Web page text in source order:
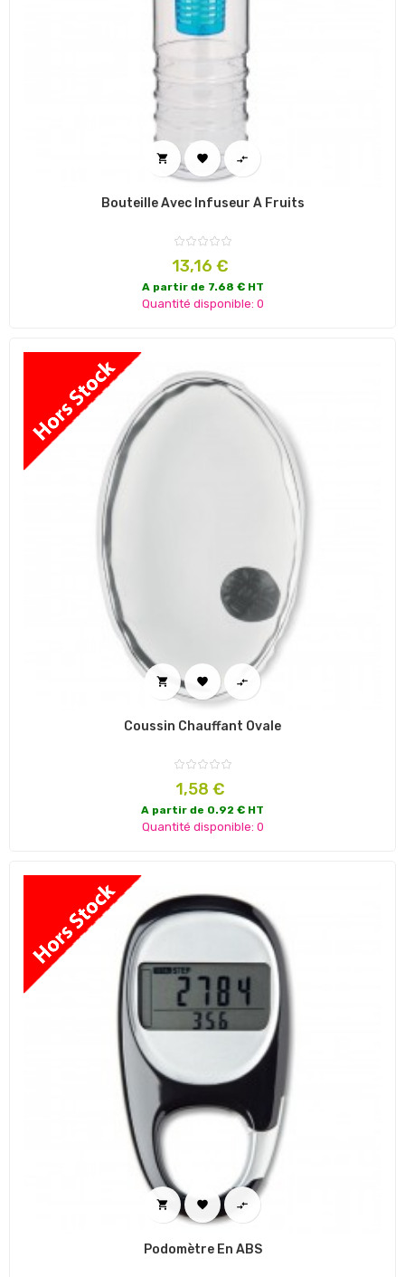
  
Bouteille Avec Infuseur À Fruits
Prix
13,16 €
A partir de 7.68 € HT
Quantité disponible: 0
  
Coussin Chauffant Ovale
Prix
1,58 €
A partir de 0.92 € HT
Quantité disponible: 0
  
Podomètre En ABS